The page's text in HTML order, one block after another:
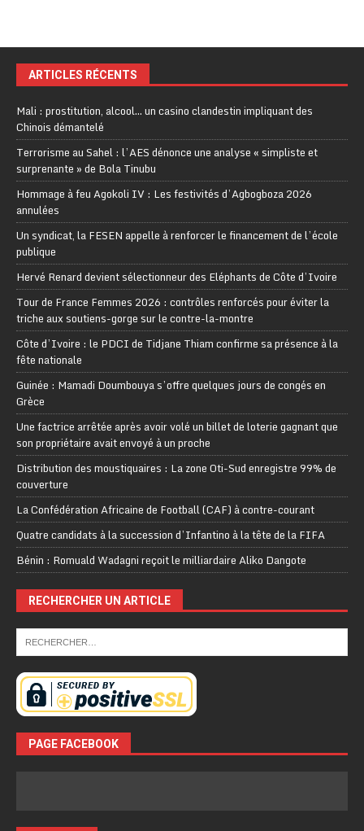
ARTICLES RÉCENTS
Mali : prostitution, alcool… un casino clandestin impliquant des
Chinois démantelé
Terrorisme au Sahel : l’AES dénonce une analyse « simpliste et
surprenante » de Bola Tinubu
Hommage à feu Agokoli IV : Les festivités d’Agbogboza 2026
annulées
Un syndicat, la FESEN appelle à renforcer le financement de l’école
publique
Hervé Renard devient sélectionneur des Eléphants de Côte d’Ivoire
Tour de France Femmes 2026 : contrôles renforcés pour éviter la
triche aux soutiens-gorge sur le contre-la-montre
Côte d’Ivoire : le PDCI de Tidjane Thiam confirme sa présence à la
fête nationale
Guinée : Mamadi Doumbouya s’offre quelques jours de congés en
Grèce
Une factrice arrêtée après avoir volé un billet de loterie gagnant que
son propriétaire avait envoyé à un proche
Distribution des moustiquaires : La zone Oti-Sud enregistre 99% de
couverture
La Confédération Africaine de Football (CAF) à contre-courant
Quatre candidats à la succession d’Infantino à la tête de la FIFA
Bénin : Romuald Wadagni reçoit le milliardaire Aliko Dangote
RECHERCHER UN ARTICLE
PAGE FACEBOOK